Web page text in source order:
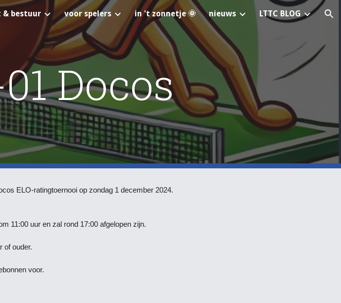
Skip to navigation
& bestuur voor spelers in 't zonnetje 🌞 nieuws LTTC BLOG
Docos
ELO-ratingtoernooi op zondag 1 december 2024.
11:00 uur en zal rond 17:00 afgelopen zijn.
of ouder.
voor.